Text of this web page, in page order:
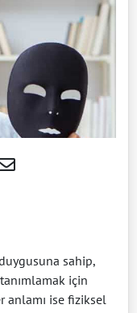
sahip,
için
anlamı ise fiziksel